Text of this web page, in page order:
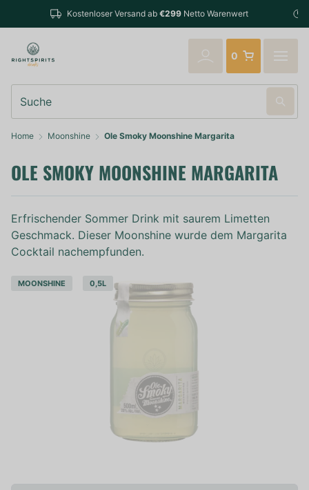
Netto Warenwert
Bestellungen bis 14:00 Uhr (Mo-
verschickt
0
Home Moonshine Ole Smoky Moonshine Margarita
OLE SMOKY MOONSHINE MARGARITA
Erfrischender Sommer Drink mit saurem Limetten
Geschmack. Dieser Moonshine wurde dem Margarita
Cocktail nachempfunden.
MOONSHINE 0,5L